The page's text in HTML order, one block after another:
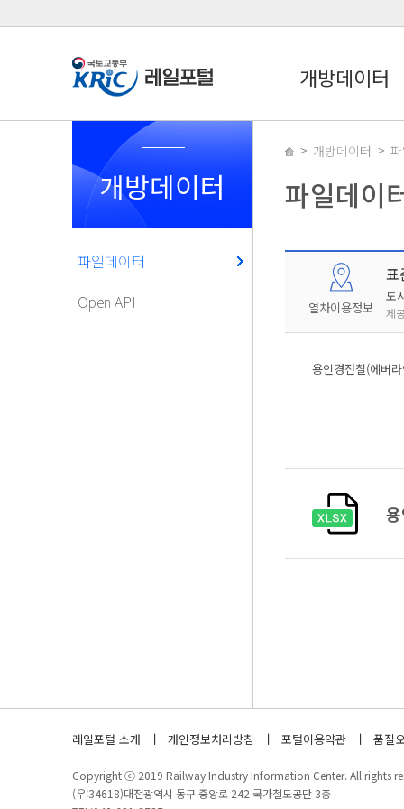
개방데이터
개방데이터
파일데이터
Open API
개방데이터
파일데이
열차이용정보
표
도
제
용인경전철(에버
레일포털 소개 개인정보처리방침 포털이용약관 품질
Copyright ⓒ 2019 Railway Industry Information Center. All rights
(우:34618)대전광역시 동구 중앙로 242 국가철도공단 3층